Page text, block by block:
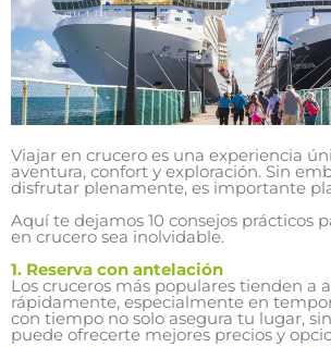
Viajar en crucero es una experiencia
aventura, confort y exploración. Sin
disfrutar plenamente, es importante
Aquí te dejamos 10 consejos prácticos
en crucero sea inolvidable.
1. Reserva con antelación
Los cruceros más populares tienden a
rápidamente, especialmente en
con tiempo no solo asegura tu lugar,
puede ofrecerte mejores precios y